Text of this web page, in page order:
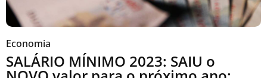
Economia
SALÁRIO MÍNIMO 2023: SAIU o